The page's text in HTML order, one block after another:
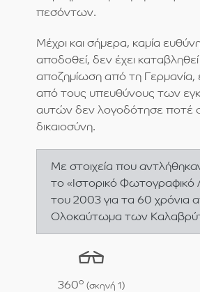
πεσόντων.
Μέχρι και σήμερα, καμία
αποδοθεί, δεν έχει καταβληθεί
αποζημίωση από τη
από τους υπευθύνους των
αυτών δεν λογοδότησε ποτέ
δικαιοσύνη.
Με στοιχεία που
το «Ιστορικό
του 2003 για τα 60 χρόνια
Ολοκαύτωμα των
360o (σκηνή 1)